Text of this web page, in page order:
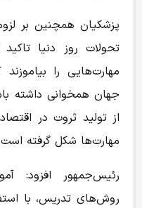
پزشکیان همچنین بر
تحولات روز دنیا
مهارت‌هایی را
جهان همخوانی داشته
از تولید ثروت در
مهارت‌ها شکل گرفته
رئیس‌جمهور افزود:
روش‌های تدریس، با